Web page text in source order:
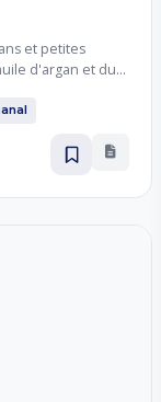
et petites
d'argan et du